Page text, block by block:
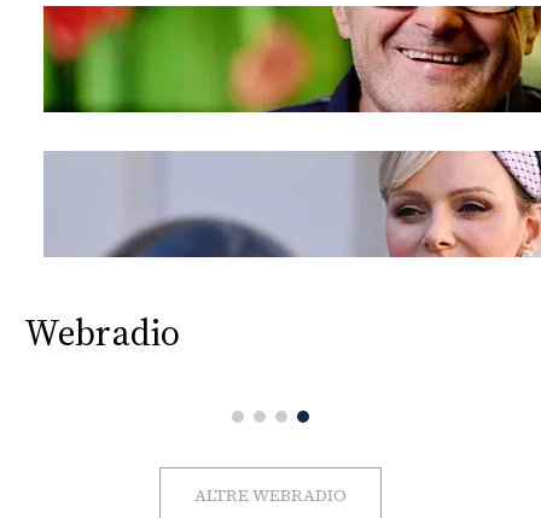
Webradio
ALTRE WEBRADIO